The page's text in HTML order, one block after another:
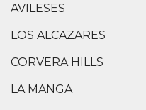
AVILESES
LOS ALCAZARES
CORVERA HILLS
LA MANGA